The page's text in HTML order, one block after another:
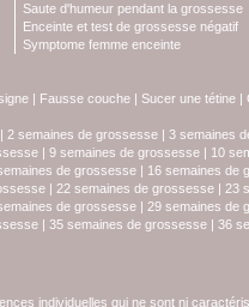
Saute d'humeur pendant la grossesse
Enceinte et test de grossesse négatif
Symptome femme enceinte
| Fausse couche | Sucer une tétine |
| 2 semaines de grossesse | 3 semaines
| 9 semaines de grossesse | 10
de grossesse | 16 semaines de
| 22 semaines de grossesse | 23
de grossesse | 29 semaines de
| 35 semaines de grossesse | 36
individuelles qui ne sont ni